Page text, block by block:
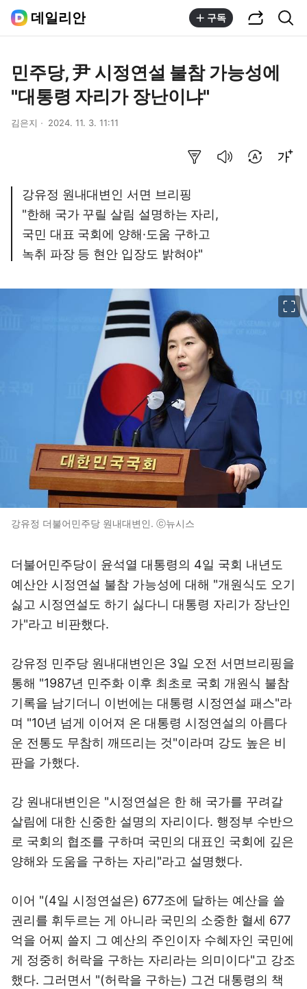
데일리안 구독
민주당, 尹 시정연설 불참 가능성에
"대통령 자리가 장난이냐"
김은지 2024. 11. 3. 11:11
강유정 원내대변인 서면 브리핑
"한해 국가 꾸릴 살림 설명하는 자리,
국민 대표 국회에 양해·도움 구하고
녹취 파장 등 현안 입장도 밝혀야"
강유정 더불어민주당 원내대변인. ⓒ뉴시스
더불어민주당이 윤석열 대통령의 4일 국회 내년도
예산안 시정연설 불참 가능성에 대해 "개원식도 오기
싫고 시정연설도 하기 싫다니 대통령 자리가 장난인
가"라고 비판했다.
강유정 민주당 원내대변인은 3일 오전 서면브리핑을
통해 "1987년 민주화 이후 최초로 국회 개원식 불참
기록을 남기더니 이번에는 대통령 시정연설 패스"라
며 "10년 넘게 이어져 온 대통령 시정연설의 아름다
운 전통도 무참히 깨뜨리는 것"이라며 강도 높은 비
판을 가했다.
강 원내대변인은 "시정연설은 한 해 국가를 꾸려갈
살림에 대한 신중한 설명의 자리이다. 행정부 수반으
로 국회의 협조를 구하며 국민의 대표인 국회에 깊은
양해와 도움을 구하는 자리"라고 설명했다.
이어 "(4일 시정연설은) 677조에 달하는 예산을 쓸
권리를 휘두르는 게 아니라 국민의 소중한 혈세 677
억을 어찌 쓸지 그 예산의 주인이자 수혜자인 국민에
게 정중히 허락을 구하는 자리라는 의미이다"고 강조
했다. 그러면서 "(허락을 구하는) 그건 대통령의 책